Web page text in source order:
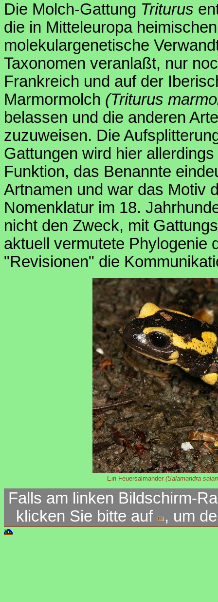
Die Molch-Gattung Triturus
die in Mitteleuropa
molekulargenetische
Taxonomen veranlaßt, nur
Frankreich und auf der
Marmormolch (Triturus
belassen und die anderen
zuzuweisen. Die
Gattungen wird hier
Funktion, das Benannte
Artnamen und war das Motiv
Nomenklatur im 18.
nicht den Zweck, mit
aktuell vermutete Phylogenie
"Revisionen" die
Ein Feuersalmander (Salamandra
Falls am linken Bildschirm-
klicken Sie bitte auf
, um